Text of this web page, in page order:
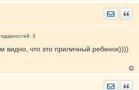
3
видно, что это приличный ребенок))))